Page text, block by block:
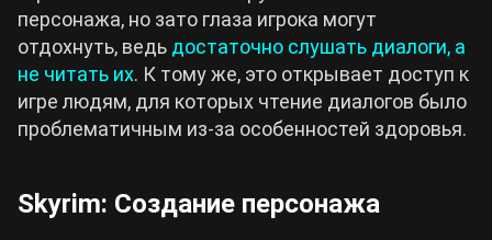
персонажа, но зато глаза игрока могут
отдохнуть, ведь достаточно слушать диалоги, а
не читать их. К тому же, это открывает доступ к
игре людям, для которых чтение диалогов было
проблематичным из-за особенностей здоровья.
Skyrim: Создание персонажа